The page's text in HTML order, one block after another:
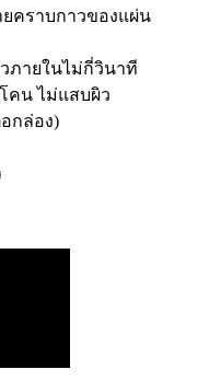
คราบกาวของแผ่น
ภายในไม่กี่วินาที
คน ไม่แสบผิว
กล่อง)